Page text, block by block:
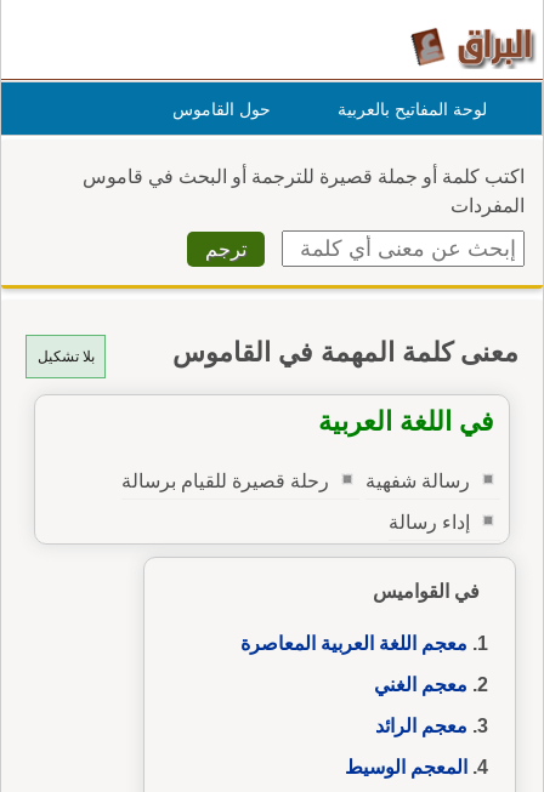
لوحة المفاتيح بالعربية حول القاموس
اكتب كلمة أو جملة قصيرة للترجمة أو البحث في قاموس
المفردات
بلا تشكيل معنى كلمة المهمة في القاموس
في اللغة العربية
رسالة شفهية
رحلة قصيرة للقيام برسالة
إداء رسالة
في القواميس
معجم اللغة العربية المعاصرة
معجم الغني
معجم الرائد
المعجم الوسيط